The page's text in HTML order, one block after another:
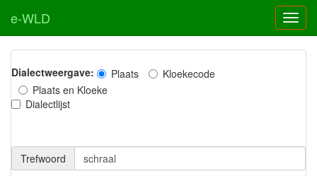
e-WLD
Dialectweergave: Plaats
Kloekecode
Plaats en Kloeke
Dialectlijst
Trefwoord